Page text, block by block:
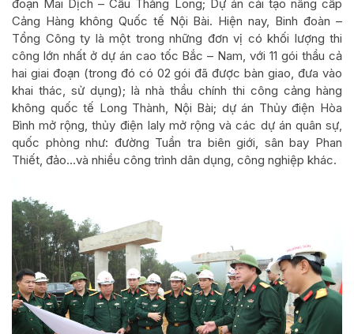
đoạn Mai Dịch – Cầu Thăng Long; Dự án cải tạo nâng cấp
Cảng Hàng không Quốc tế Nội Bài. Hiện nay, Binh đoàn –
Tổng Công ty là một trong những đơn vị có khối lượng thi
công lớn nhất ở dự án cao tốc Bắc – Nam, với 11 gói thầu cả
hai giai đoạn (trong đó có 02 gói đã được bàn giao, đưa vào
khai thác, sử dụng); là nhà thầu chính thi công cảng hàng
không quốc tế Long Thành, Nội Bài; dự án Thủy điện Hòa
Bình mở rộng, thủy điện Ialy mở rộng và các dự án quân sự,
quốc phòng như: đường Tuần tra biên giới, sân bay Phan
Thiết, đảo…và nhiều công trình dân dụng, công nghiệp khác.